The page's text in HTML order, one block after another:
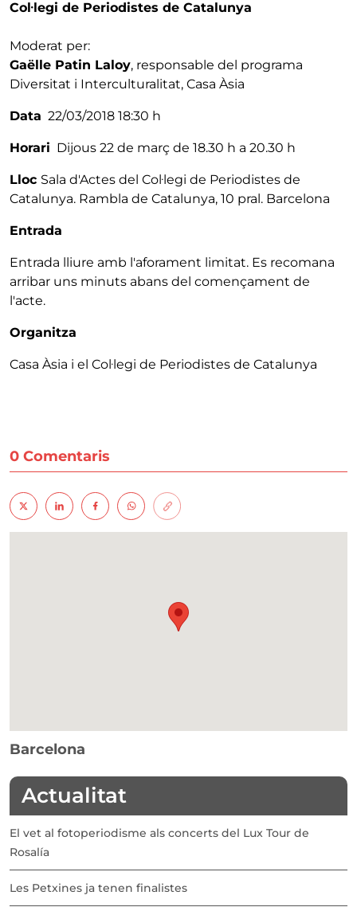
Col·legi de Periodistes de Catalunya
Moderat per:
Gaëlle Patin Laloy, responsable del programa
Diversitat i Interculturalitat, Casa Àsia
Data 22/03/2018 18:30 h
Horari Dijous 22 de març de 18.30 h a 20.30 h
Lloc Sala d'Actes del Col·legi de Periodistes de
Catalunya. Rambla de Catalunya, 10 pral. Barcelona
Entrada
Entrada lliure amb l'aforament limitat. Es recomana
arribar uns minuts abans del començament de
l'acte.
Organitza
Casa Àsia i el Col·legi de Periodistes de Catalunya
0 Comentaris
Barcelona
Actualitat
El vet al fotoperiodisme als concerts del Lux Tour de
Rosalía
Les Petxines ja tenen finalistes